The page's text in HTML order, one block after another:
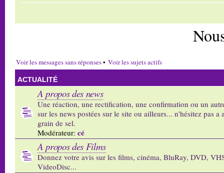
Voir les messages sans réponses• Voir les sujets actifs
ACTUALITÉ
A propos des news
Une réaction, une rectification, une confirmation ou un
sur les news postées sur le site ou ailleurs... n'hésitez pas a
grain de sel.
Modérateur: cé
A propos des Films
Donnez votre avis sur les films, cinéma, BluRay, DVD,
VideoDisc...